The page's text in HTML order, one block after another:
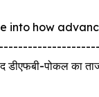
into how
डीएफबी-पोकल का